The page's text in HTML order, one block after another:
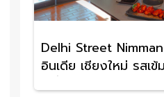
Delhi Street
อินเดีย เชียงใหม่ รสเ